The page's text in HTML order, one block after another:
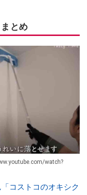
とめ
watch?
コストコのオキシク